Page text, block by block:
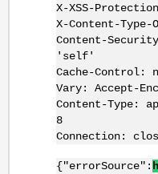
X-XSS-
X-Content-
Content-
'self'
Cache-Control:
Vary: Accept-
Content-Type:
8
Connection:
{"errorSource":